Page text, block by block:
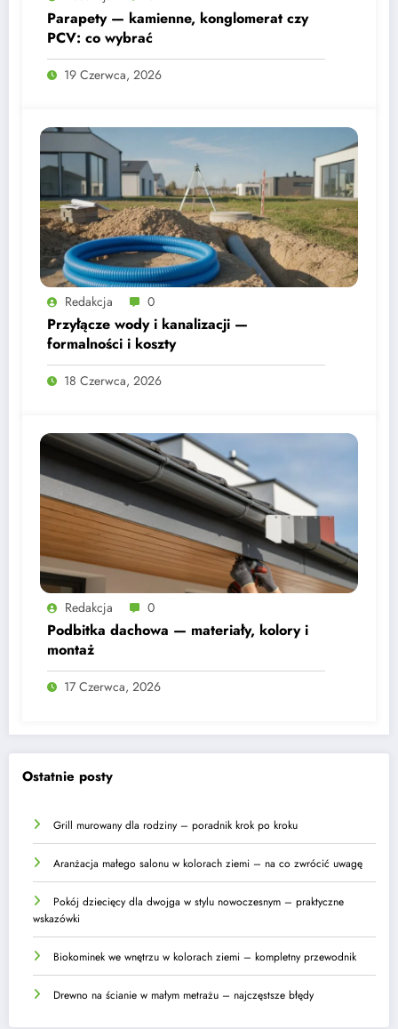
Ostatnie posty
Grill murowany dla rodziny – poradnik krok po kroku
Aranżacja małego salonu w kolorach ziemi – na co zwrócić uwagę
Pokój dziecięcy dla dwojga w stylu nowoczesnym – praktyczne
wskazówki
Biokominek we wnętrzu w kolorach ziemi – kompletny przewodnik
Drewno na ścianie w małym metrażu – najczęstsze błędy
Parapety — kamienne, konglomerat czy
PCV: co wybrać
19 Czerwca, 2026
Redakcja 0
Przyłącze wody i kanalizacji —
formalności i koszty
18 Czerwca, 2026
Redakcja 0
Podbitka dachowa — materiały, kolory i
montaż
17 Czerwca, 2026